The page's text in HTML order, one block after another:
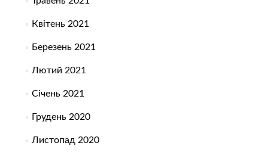
Квітень 2021
Березень 2021
Лютий 2021
Січень 2021
Грудень 2020
Листопад 2020